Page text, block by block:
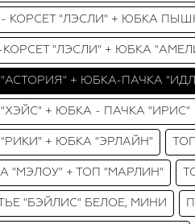
КОРСЕТ "ЛЭСЛИ" + ЮБКА
"ЛЭСЛИ" + ЮБКА
+ ЮБКА-ПАЧКА
+ ЮБКА - ПАЧКА "ИРИС"
+ ЮБКА "ЭРЛАЙН"
"МЭЛОУ" + ТОП "МАРЛИН"
"БЭЙЛИС" БЕЛОЕ, МИНИ